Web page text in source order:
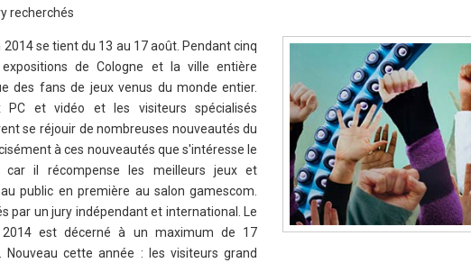
recherchés
2014 se tient du 13 au 17 août. Pendant cinq
de Cologne et la ville entière
des fans de jeux venus du monde entier.
PC et vidéo et les visiteurs spécialisés
se réjouir de nombreuses nouveautés du
à ces nouveautés que s'intéresse le
car il récompense les meilleurs jeux et
public en première au salon gamescom.
par un jury indépendant et international. Le
2014 est décerné à un maximum de 17
Nouveau cette année : les visiteurs grand